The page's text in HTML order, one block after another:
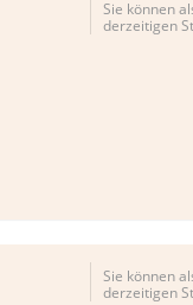
Sie können
derzeitigen
Sie können
derzeitigen